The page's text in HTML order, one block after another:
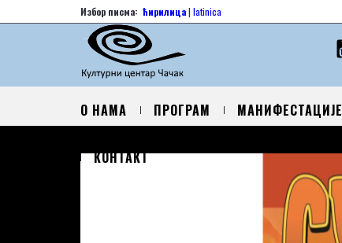
Избор писма: ћирилица| latinica
О НАМА ПРОГРАМ МАНИФЕСТАЦИЈЕ
КОНТАКТ